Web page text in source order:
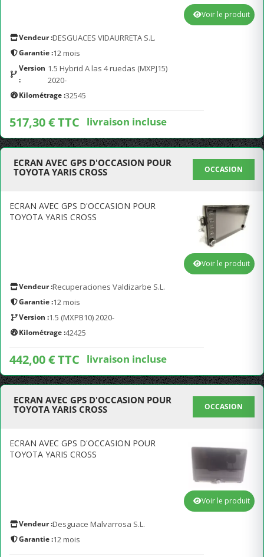
Vendeur :DESGUACES VIDAURRETA S.L.
Garantie :12 mois
Version
:
1.5 Hybrid A las 4 ruedas (MXPJ15)
2020-
Kilométrage :32545
517,30 € TTC livraison incluse
Voir le produit
ECRAN AVEC GPS D'OCCASION POUR
TOYOTA YARIS CROSS
OCCASION
ECRAN AVEC GPS D'OCCASION POUR
TOYOTA YARIS CROSS
Vendeur :Recuperaciones Valdizarbe S.L.
Garantie :12 mois
Version :1.5 (MXPB10) 2020-
Kilométrage :42425
442,00 € TTC livraison incluse
Voir le produit
ECRAN AVEC GPS D'OCCASION POUR
TOYOTA YARIS CROSS
OCCASION
ECRAN AVEC GPS D'OCCASION POUR
TOYOTA YARIS CROSS
Vendeur :Desguace Malvarrosa S.L.
Garantie :12 mois
Voir le produit